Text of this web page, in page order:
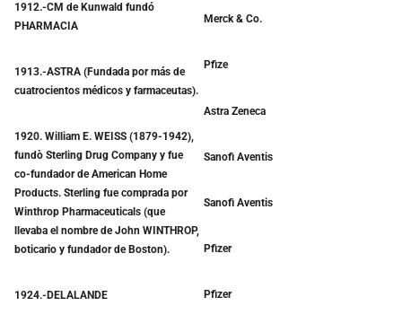
1912.-CM de Kunwald fundó
PHARMACIA
1913.-ASTRA (Fundada por más de
cuatrocientos médicos y farmaceutas).
1920. William E. WEISS (1879-1942),
fundò Sterling Drug Company y fue
co-fundador de American Home
Products. Sterling fue comprada por
Winthrop Pharmaceuticals (que
llevaba el nombre de John WINTHROP,
boticario y fundador de Boston).
1924.-DELALANDE
Merck & Co.
Pfize
Astra Zeneca
Sanofi Aventis
Sanofi Aventis
Pfizer
Pfizer